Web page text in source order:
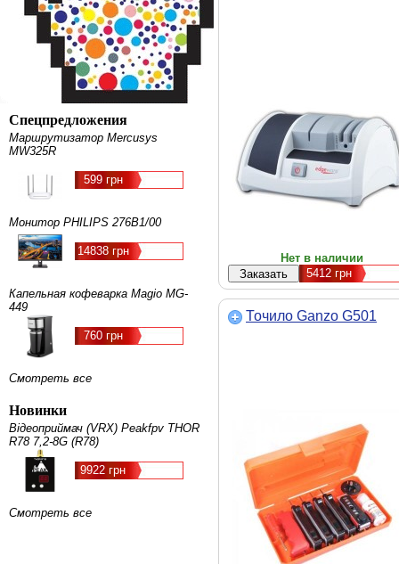
Спецпредложения
Маршрутизатор Mercusys
MW325R
599 грн
Монитор PHILIPS 276B1/00
14838 грн
Капельная кофеварка Magio MG-
449
760 грн
Смотреть все
Новинки
Відеоприймач (VRX) Peakfpv THOR
R78 7,2-8G (R78)
9922 грн
Смотреть все
Нет в наличии
5412 грн
Точило Ganzo G501